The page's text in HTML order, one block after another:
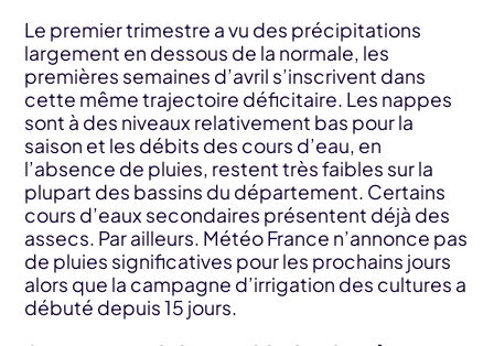
Le premier trimestre a vu des précipitations
largement en dessous de la normale, les
premières semaines d’avril s’inscrivent dans
cette même trajectoire déficitaire. Les nappes
sont à des niveaux relativement bas pour la
saison et les débits des cours d’eau, en
l’absence de pluies, restent très faibles sur la
plupart des bassins du département. Certains
cours d’eaux secondaires présentent déjà des
assecs. Par ailleurs. Météo France n’annonce pas
de pluies significatives pour les prochains jours
alors que la campagne d’irrigation des cultures a
débuté depuis 15 jours.